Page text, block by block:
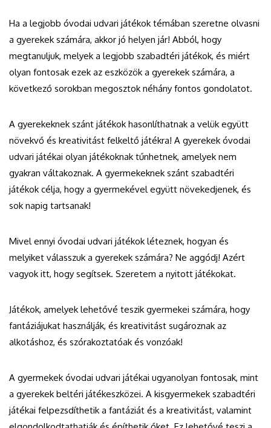
Ha a legjobb óvodai udvari játékok témában szeretne olvasni
a gyerekek számára, akkor jó helyen jár! Abból, hogy
megtanuljuk, melyek a legjobb szabadtéri játékok, és miért
olyan fontosak ezek az eszközök a gyerekek számára, a
következő sorokban megosztok néhány fontos gondolatot.
A gyerekeknek szánt játékok hasonlíthatnak a velük együtt
növekvő és kreativitást felkeltő játékra! A gyerekek óvodai
udvari játékai olyan játékoknak tűnhetnek, amelyek nem
gyakran váltakoznak. A gyermekeknek szánt szabadtéri
játékok célja, hogy a gyermekével együtt növekedjenek, és
sok napig tartsanak!
Mivel ennyi óvodai udvari játékok léteznek, hogyan és
melyiket válasszuk a gyerekek számára? Ne aggódj! Azért
vagyok itt, hogy segítsek. Szeretem a nyitott játékokat.
Játékok, amelyek lehetővé teszik gyermekei számára, hogy
fantáziájukat használják, és kreativitást sugároznak az
alkotáshoz, és szórakoztatóak és vonzóak!
A gyermekek óvodai udvari játékai ugyanolyan fontosak, mint
a gyerekek beltéri játékeszközei. A kisgyermekek szabadtéri
játékai felpezsdíthetik a fantáziát és a kreativitást, valamint